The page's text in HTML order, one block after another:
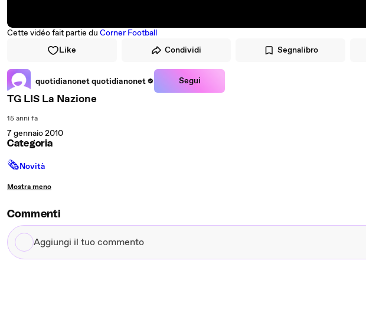
Cette vidéo fait partie du Corner Football
Like
Condividi Segnalibro
quotidianonet quotidianonet Segui
TG LIS La Nazione
15 anni fa
7 gennaio 2010
Categoria
🗞Novità
Mostra meno
Commenti
Aggiungi
il